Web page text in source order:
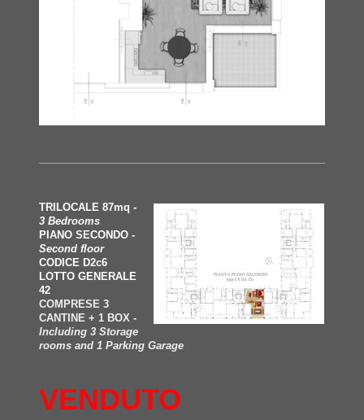
TRILOCALE 87mq -
3 Bedrooms
PIANO SECONDO -
Second floor
CODICE D2c6
LOTTO GENERALE
42
COMPRESE 3
CANTINE + 1 BOX -
Including 3 Storage
rooms and 1 Parking Garage
VENDUTO